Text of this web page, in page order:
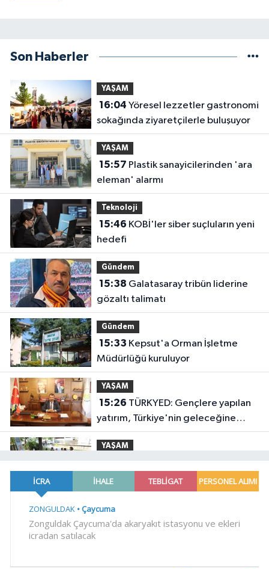
Son Haberler
YAŞAM
16:04
sokağında ziyaretçilerle buluşuyor
YAŞAM
15:57
eleman' alarmı
Teknoloji
15:46
hedefi
Gündem
15:38
gözaltı talimatı
Gündem
15:33
Müdürlüğü kuruluyor
YAŞAM
15:26
yatırım, Türkiye'nin geleceğine
yatırımdır
YAŞAM
Okuyor'un yeni durağı Yeniceabat
oldu
15:14 Muğla'da Başkan Ahmet